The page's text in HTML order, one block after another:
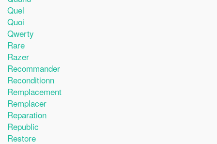
Quel
Quoi
Qwerty
Rare
Razer
Recommander
Reconditionn
Remplacement
Remplacer
Reparation
Republic
Restore